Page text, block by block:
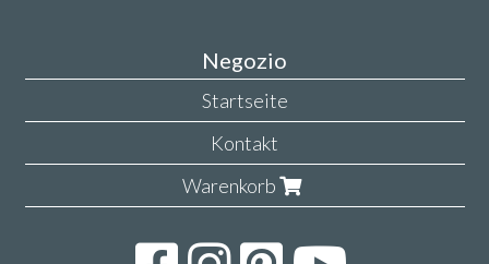
Negozio
Startseite
Kontakt
Warenkorb